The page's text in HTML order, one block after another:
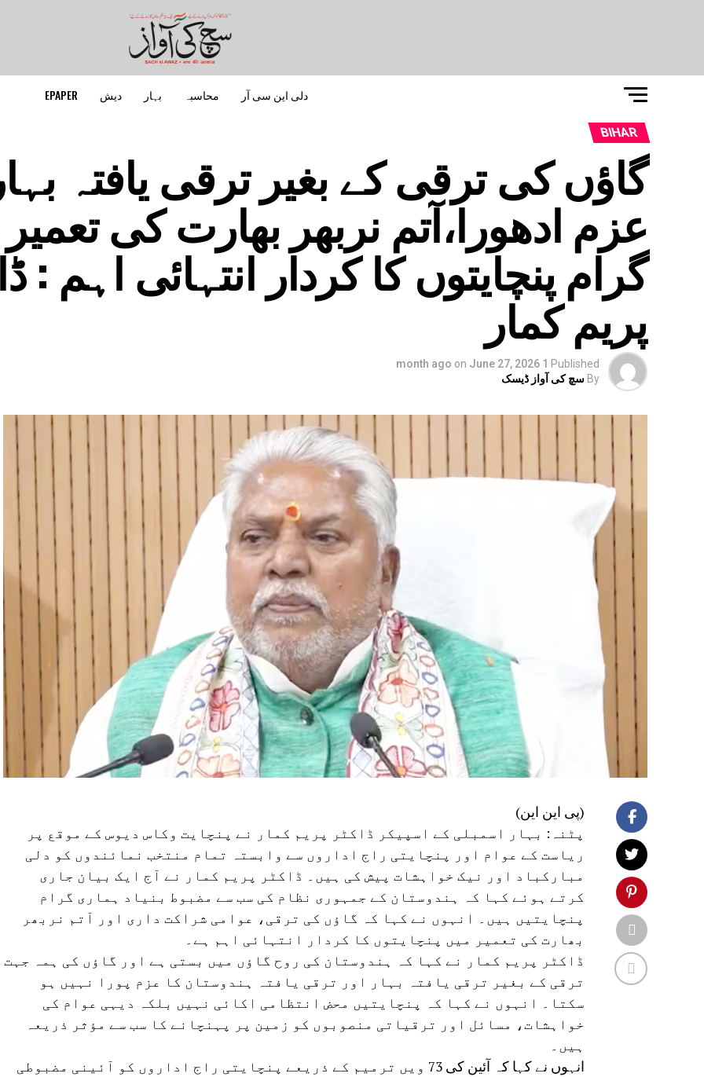
دلی این سی آر محاسبہ بہار دیش EPAPER
BIHAR
گاؤں کی ترقی کے بغیر ترقی یافتہ
عزم ادھورا،آتم نربھر بھارت کی
گرام پنچایتوں کا کردار انتہائی اہم :
پریم کمار
Published
1 month ago
on June 27, 2026
By سچ کی آواز ڈیسک
(پی این این)
پٹنہ: بہار اسمبلی کے اسپیکر ڈاکٹر پریم کمار نے پنچایت وکاس دیوس کے موقع پر
ریاست کے عوام اور پنچایتی راج اداروں سے وابستہ تمام منتخب نمائندوں کو دلی
مبارکباد اور نیک خواہشات پیش کی ہیں۔ ڈاکٹر پریم کمار نے آج ایک بیان جاری
کرتے ہوئے کہا کہ ہندوستان کے جمہوری نظام کی سب سے مضبوط بنیاد ہماری گرام
پنچایتیں ہیں۔ انہوں نے کہا کہ گاؤں کی ترقی، عوامی شراکت داری اور آتم نربھر
بھارت کی تعمیر میں پنچایتوں کا کردار انتہائی اہم ہے۔
ڈاکٹر پریم کمار نے کہا کہ ہندوستان کی روح گاؤں میں بستی ہے اور گاؤں کی ہمہ جہت
ترقی کے بغیر ترقی یافتہ بہار اور ترقی یافتہ ہندوستان کا عزم پورا نہیں ہو
سکتا۔ انہوں نے کہا کہ پنچایتیں محض انتظامی اکائی نہیں بلکہ دیہی عوام کی
خواہشات، مسائل اور ترقیاتی منصوبوں کو زمین پر پہنچانے کا سب سے مؤثر ذریعہ
ہیں۔
انہوں نے کہا کہ آئین کی 73 ویں ترمیم کے ذریعے پنچایتی راج اداروں کو آئینی مضبوطی